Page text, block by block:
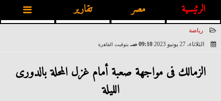
الرئيسية مصر تقارير
رياضة
الثلاثاء، 27 يونيو 2023
09:10 صـ بتوقيت القاهرة
الزمالك فى مواجهة صعبة أمام غزل المحلة بالدورى
الليلة